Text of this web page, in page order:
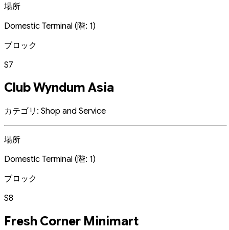
場所
Domestic Terminal (階: 1)
ブロック
S7
Club Wyndum Asia
カテゴリ: Shop and Service
場所
Domestic Terminal (階: 1)
ブロック
S8
Fresh Corner Minimart